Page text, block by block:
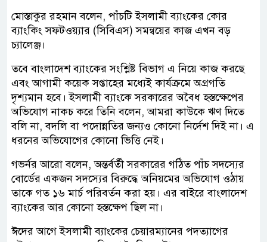
মোস্তাকুর রহমান বলেন, পাঁচটি ইসলামী ব্যাংকের কোর
ব্যাংকিং সফটওয়্যার (সিবিএস) সমন্বয়ের কাজ এখন বড়
চ্যালেঞ্জ।
তবে বাংলাদেশ ব্যাংকের সংশ্লিষ্ট বিভাগ এ নিয়ে কাজ করছে
এবং আগামী কয়েক সপ্তাহের মধ্যেই কার্যক্রমে অগ্রগতি
দৃশ্যমান হবে। ইসলামী ব্যাংকে সরকারের অবৈধ হস্তক্ষেপের
অভিযোগ নাকচ করে তিনি বলেন, আমরা কাউকে ঋণ দিতে
বলি না, বদলি বা পদোন্নতির জন্যও কোনো নির্দেশ দিই না। এ
ধরনের অভিযোগের কোনো ভিত্তি নেই।
গভর্নর আরো বলেন, অন্তর্বর্তী সরকারের গঠিত পাঁচ সদস্যের
বোর্ডের একজন সদস্যের বিরুদ্ধে অনিয়মের অভিযোগ ওঠায়
তাকে গত ১৬ মার্চ পরিবর্তন করা হয়। এর বাইরে বাংলাদেশ
ব্যাংকের আর কোনো হস্তক্ষেপ ছিল না।
ঈদের আগে ইসলামী ব্যাংকের চেয়ারম্যানের পদত্যাগের